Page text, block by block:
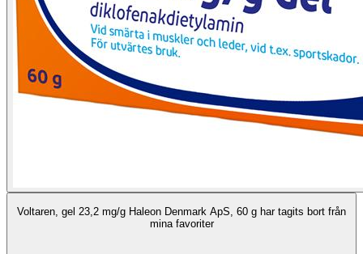
Voltaren, gel 23,2 mg/g Haleon Denmark ApS, 60 g har tagits bort från
mina favoriter